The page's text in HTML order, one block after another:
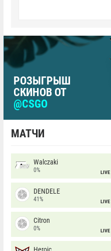
РОЗЫГРЫШ
СКИНОВ ОТ
@CSGO
МАТЧИ
Walczaki
0% LIVE
DENDELE
41% LIVE
Citron
0% LIVE
Heroic